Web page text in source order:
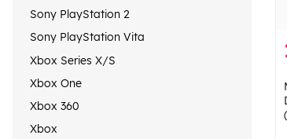
Sony PlayStation 2
Sony PlayStation Vita
Xbox Series X/S
Xbox One
Xbox 360
Xbox